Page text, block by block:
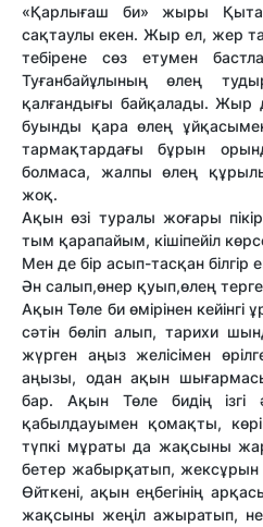
«Қарлығаш би» жыры
сақтаулы екен. Жыр ел, жер
тебірене сөз етумен
Туғанбайұлының өлең
қалғандығы байқалады. Жыр
буынды қара өлең
тармақтардағы бұрын
болмаса, жалпы өлең
жоқ.
Ақын өзі туралы жоғары
тым қарапайым, кішіпейіл
Мен де бір асып-тасқан білгір
Ән салып,өнер қуып,өлең
Ақын Төле би өмірінен кейінгі
сәтін бөліп алып, тарихи
жүрген аңыз желісімен
аңызы, одан ақын
бар. Ақын Төле бидің ізгі
қабылдауымен қомақты,
түпкі мұраты да жақсыны
бетер жабырқатып, жексұрын
Өйткені, ақын еңбегінің
жақсыны жеңіл ажыратып,